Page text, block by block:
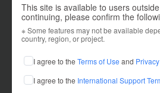
This site is available to users
continuing, please confirm the
※ Some features may not be available
country, region, or project.
I agree to the Terms of Use and
I agree to the International Support
hamaland
これまでに49回支援して1件のプロジェ
在住国：日本 現在地：静岡県